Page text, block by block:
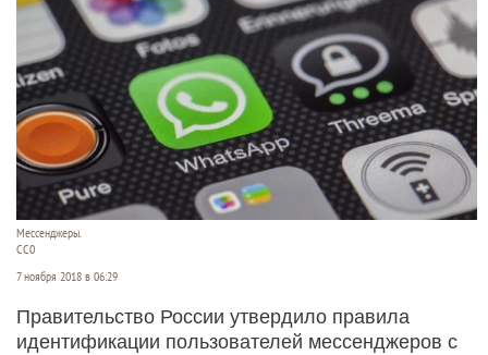
Мессенджеры.
СС0
7 ноября 2018 в 06:29
Правительство России утвердило правила
идентификации пользователей мессенджеров с